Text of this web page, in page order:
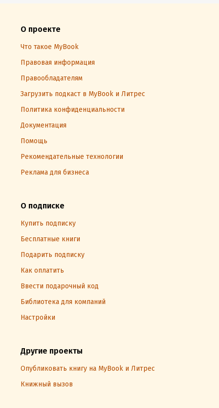
О проекте
Что такое MyBook
Правовая информация
Правообладателям
Загрузить подкаст в MyBook и Литрес
Политика конфиденциальности
Документация
Помощь
Рекомендательные технологии
Реклама для бизнеса
О подписке
Купить подписку
Бесплатные книги
Подарить подписку
Как оплатить
Ввести подарочный код
Библиотека для компаний
Настройки
Другие проекты
Опубликовать книгу на MyBook и Литрес
Книжный вызов